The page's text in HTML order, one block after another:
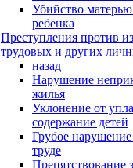
Убийство
ребенка
Преступления против
трудовых и других
назад
Нарушение
жилья
Уклонение от
содержание детей
Грубое нарушение
труде
Препятствование